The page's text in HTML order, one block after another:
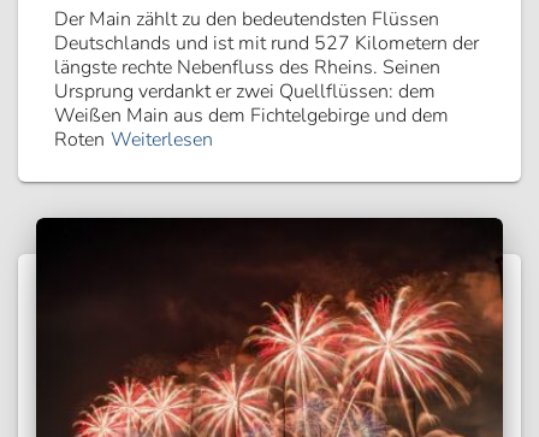
Der Main zählt zu den bedeutendsten Flüssen
Deutschlands und ist mit rund 527 Kilometern der
längste rechte Nebenfluss des Rheins. Seinen
Ursprung verdankt er zwei Quellflüssen: dem
Weißen Main aus dem Fichtelgebirge und dem
Roten Weiterlesen